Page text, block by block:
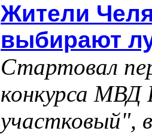
Жители
выбирают
Стартовал
конкурса МВД
участковый",